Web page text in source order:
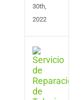
30th,
2022
en